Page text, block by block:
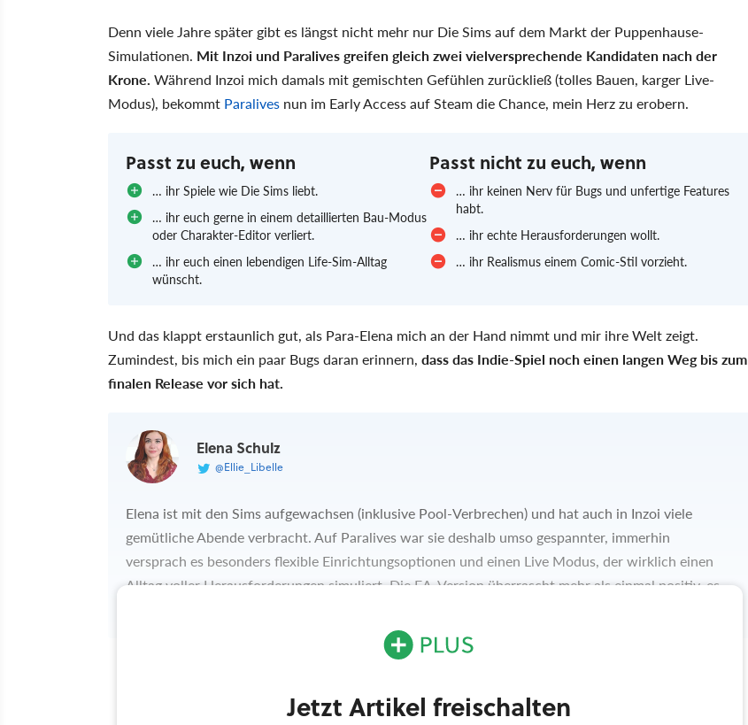
Denn viele Jahre später gibt es längst nicht mehr nur Die Sims auf dem Markt der Puppenhause-
Simulationen. Mit Inzoi und Paralives greifen gleich zwei vielversprechende Kandidaten nach der
Krone. Während Inzoi mich damals mit gemischten Gefühlen zurückließ (tolles Bauen, karger Live-
Modus), bekommt Paralives nun im Early Access auf Steam die Chance, mein Herz zu erobern.
Passt zu euch, wenn
… ihr Spiele wie Die Sims liebt.
… ihr euch gerne in einem detaillierten Bau-Modus
oder Charakter-Editor verliert.
… ihr euch einen lebendigen Life-Sim-Alltag
wünscht.
Passt nicht zu euch, wenn
… ihr keinen Nerv für Bugs und unfertige Features
habt.
… ihr echte Herausforderungen wollt.
… ihr Realismus einem Comic-Stil vorzieht.
Und das klappt erstaunlich gut, als Para-Elena mich an der Hand nimmt und mir ihre Welt zeigt.
Zumindest, bis mich ein paar Bugs daran erinnern, dass das Indie-Spiel noch einen langen Weg bis zum
finalen Release vor sich hat.
Elena Schulz
@Ellie_Libelle
Elena ist mit den Sims aufgewachsen (inklusive Pool-Verbrechen) und hat auch in Inzoi viele
gemütliche Abende verbracht. Auf Paralives war sie deshalb umso gespannter, immerhin
versprach es besonders flexible Einrichtungsoptionen und einen Live Modus, der wirklich einen
Alltag voller Herausforderungen simuliert. Die EA-Version überrascht mehr als einmal positiv, es
Jetzt Artikel freischalten